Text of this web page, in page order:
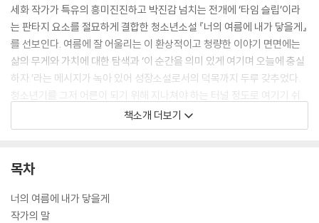
세화 작가가 특유의 흥미진진하고 박진감 넘치는 전개에 ‘타임 슬립’이라
는 판타지 요소를 절묘하게 결합한 청소년소설 『너의 여름에 내가 닿을게』
를 선보인다. 여름에 잘 어울리는 이 환상적이고 청량한 이야기 면면에는
삶의 무게와 가치에 대한 탐색과 ‘이 순간을 의미 있게 여기며 오늘에 충실
하자.’라는 메시지가 녹아 있어 성장소설로서의 덕목까지 두루 갖추었다.
청소년기를 그저 어른이 되기 위해 지나쳐야 하는 터널 정도로 여기기 쉬
운 지금의 청소년은 물론, 바쁜 일상에 허덕이며 현재의 소중함을 놓치고
있는 모두에게 이 소설은 반짝이고 찬란한 ‘오늘의 가치’를 일깨워 줄 것이
책소개 더보기
목차
너의 여름에 내가 닿을게
작가의 말